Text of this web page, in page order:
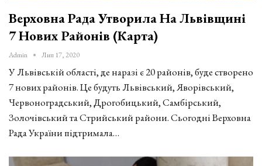
Верховна Рада Утворила На Львівщині
7 Нових Районів (карта)
Admin Лип 17, 2020
У Львівській області, де наразі є 20 районів, буде створено
7 нових районів. Це будуть Львівський, Яворівський,
Червоноградський, Дрогобицький, Самбірський,
Золочівський та Стрийський райони. Сьогодні Верховна
Рада України підтримала…